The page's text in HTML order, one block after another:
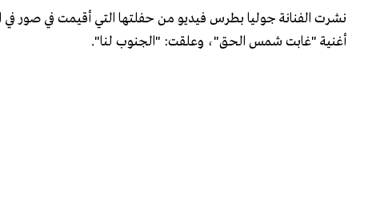
أغنية "غابت شمس الحق"، وعلقت: "الجنوب لنا".